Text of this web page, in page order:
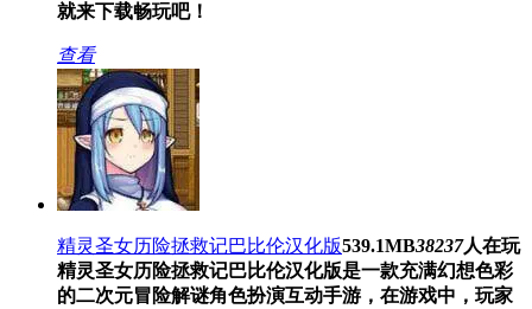
就来下载畅玩吧！
查看
精灵圣女历险拯救记巴比伦汉化版539.1MB38237人在玩
精灵圣女历险拯救记巴比伦汉化版是一款充满幻想色彩
的二次元冒险解谜角色扮演互动手游，在游戏中，玩家